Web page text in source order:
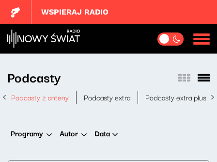
WSPIERAJ RADIO
Podcasty
Podcasty z anteny Podcasty extra Podcasty extra plus
Programy Autor Data